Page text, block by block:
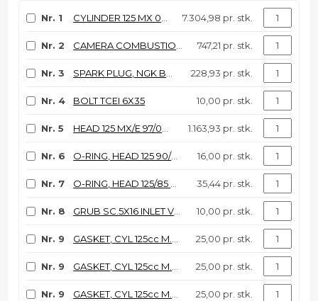
Nr. 1 CYLINDER 125 MX 06/10 Comp. 7.304,98 pr. stk.
Nr. 2 CAMERA COMBUSTIONE PIENA 125 K 747,21 pr. stk.
Nr. 3 SPARK PLUG, NGK BR9EG 228,93 pr. stk.
Nr. 4 BOLT TCEI 6X35 10,00 pr. stk.
Nr. 5 HEAD 125 MX/E 97/04, CYLINDER 1.163,93 pr. stk.
Nr. 6 O-RING, HEAD 125 90/06 KV8910 16,00 pr. stk.
Nr. 7 O-RING, HEAD 125/85 M.90/06 35,44 pr. stk.
Nr. 8 GRUB SC.5X16 INLET V.COVER 250 10,00 pr. stk.
Nr. 9 GASKET, CYL 125cc M.04/11 0,05 25,00 pr. stk.
Nr. 9 GASKET, CYL 125cc M.04/11 0,10 25,00 pr. stk.
Nr. 9 GASKET, CYL 125cc M.04/11 0,2 25,00 pr. stk.